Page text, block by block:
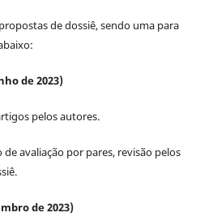
de dossiê, sendo uma para
de 2023)
pelos autores.
avaliação por pares, revisão pelos
de 2023)